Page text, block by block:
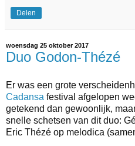
Delen
woensdag 25 oktober 2017
Duo Godon-Thézé
Er was een grote
Cadansa festival afgelopen
getekend dan gewoonlijk,
snelle schetsen van dit duo:
Eric Thézé op melodica